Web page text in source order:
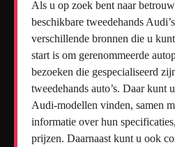
Als u op zoek bent naar
beschikbare tweedehands
verschillende bronnen die u
start is om gerenommeerde
bezoeken die gespecialiseerd
tweedehands auto’s. Daar kunt
Audi-modellen vinden, samen
informatie over hun
prijzen. Daarnaast kunt u ook